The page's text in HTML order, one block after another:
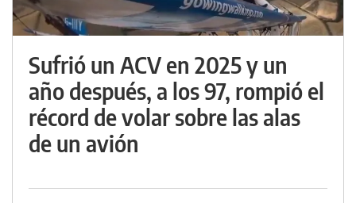
Sufrió un ACV en 2025 y un
año después, a los 97, rompió el
récord de volar sobre las alas
de un avión